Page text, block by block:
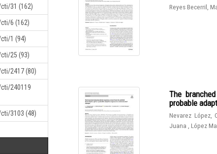
31 (162)
6 (162)
1 (94)
25 (93)
2417 (80)
240119
3103 (48)
Reyes Becerril,
The
probable
Nevarez López,
Juana , López